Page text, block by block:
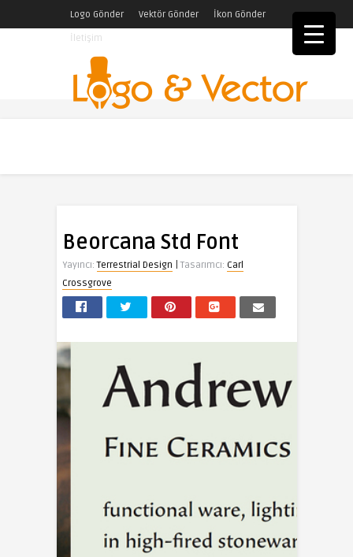
Logo Gönder Vektör Gönder
İkon Gönder
İletişim
Beorcana Std Font
Yayıncı:Terrestrial Design |Tasarımcı: Carl
Crossgrove